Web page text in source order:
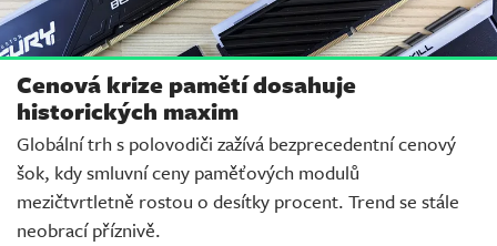
Cenová krize pamětí dosahuje
historických maxim
Globální trh s polovodiči zažívá bezprecedentní cenový
šok, kdy smluvní ceny paměťových modulů
mezičtvrtletně rostou o desítky procent. Trend se stále
neobrací příznivě.